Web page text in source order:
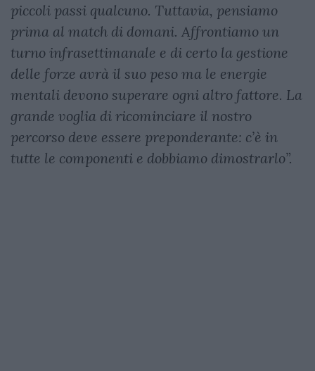
piccoli passi qualcuno. Tuttavia, pensiamo
prima al match di domani. Affrontiamo un
turno infrasettimanale e di certo la gestione
delle forze avrà il suo peso ma le energie
mentali devono superare ogni altro fattore. La
grande voglia di ricominciare il nostro
percorso deve essere preponderante: c’è in
tutte le componenti e dobbiamo dimostrarlo”.